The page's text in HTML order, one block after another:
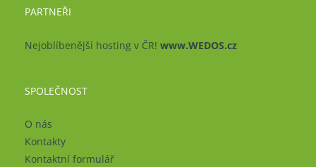
PARTNEŘI
Nejoblíbenější hosting v ČR! www.WEDOS.cz
SPOLEČNOST
O nás
Kontakty
Kontaktní formulář